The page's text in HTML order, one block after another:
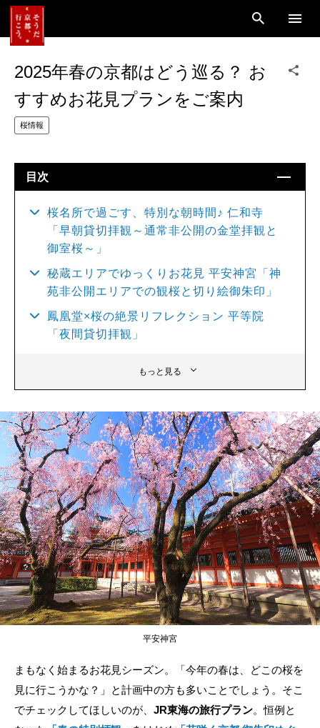
2025年春の京都はどう巡る？ お
すすめお花見プランをご案内
桜情報
目次
桜名所で過ごす、特別な朝時間♪ 仁和寺
「早朝貸切拝観～通常非公開の金堂拝観と
御室桜～」
秘蔵エリアでゆっくりお花見 平安神宮「神
苑非公開エリアでの観桜と切り絵御朱印」
鳳凰堂×桜の絶景リフレクション 平等院
「夜間貸切拝観」
もっと見る
平安神宮
まもなく始まるお花見シーズン。「今年の春は、どこの桜を
見に行こうかな？」と計画中の方も多いことでしょう。そこ
でチェックしてほしいのが、JR東海の旅行プラン。恒例と